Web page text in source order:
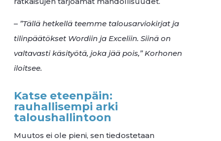
– ”Tällä hetkellä teemme talousarviokirjat ja
tilinpäätökset Wordiin ja Exceliin. Siinä on
valtavasti käsityötä, joka jää pois,” Korhonen
iloitsee.
Katse eteenpäin:
rauhallisempi arki
taloushallintoon
Muutos ei ole pieni, sen tiedostetaan